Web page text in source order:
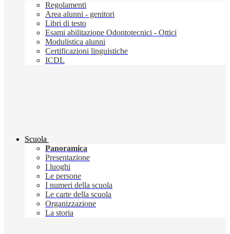
Regolamenti
Area alunni - genitori
Libri di testo
Esami abilitazione Odontotecnici - Ottici
Modulistica alunni
Certificazioni linguistiche
ICDL
Scuola
Panoramica
Presentazione
I luoghi
Le persone
I numeri della scuola
Le carte della scuola
Organizzazione
La storia